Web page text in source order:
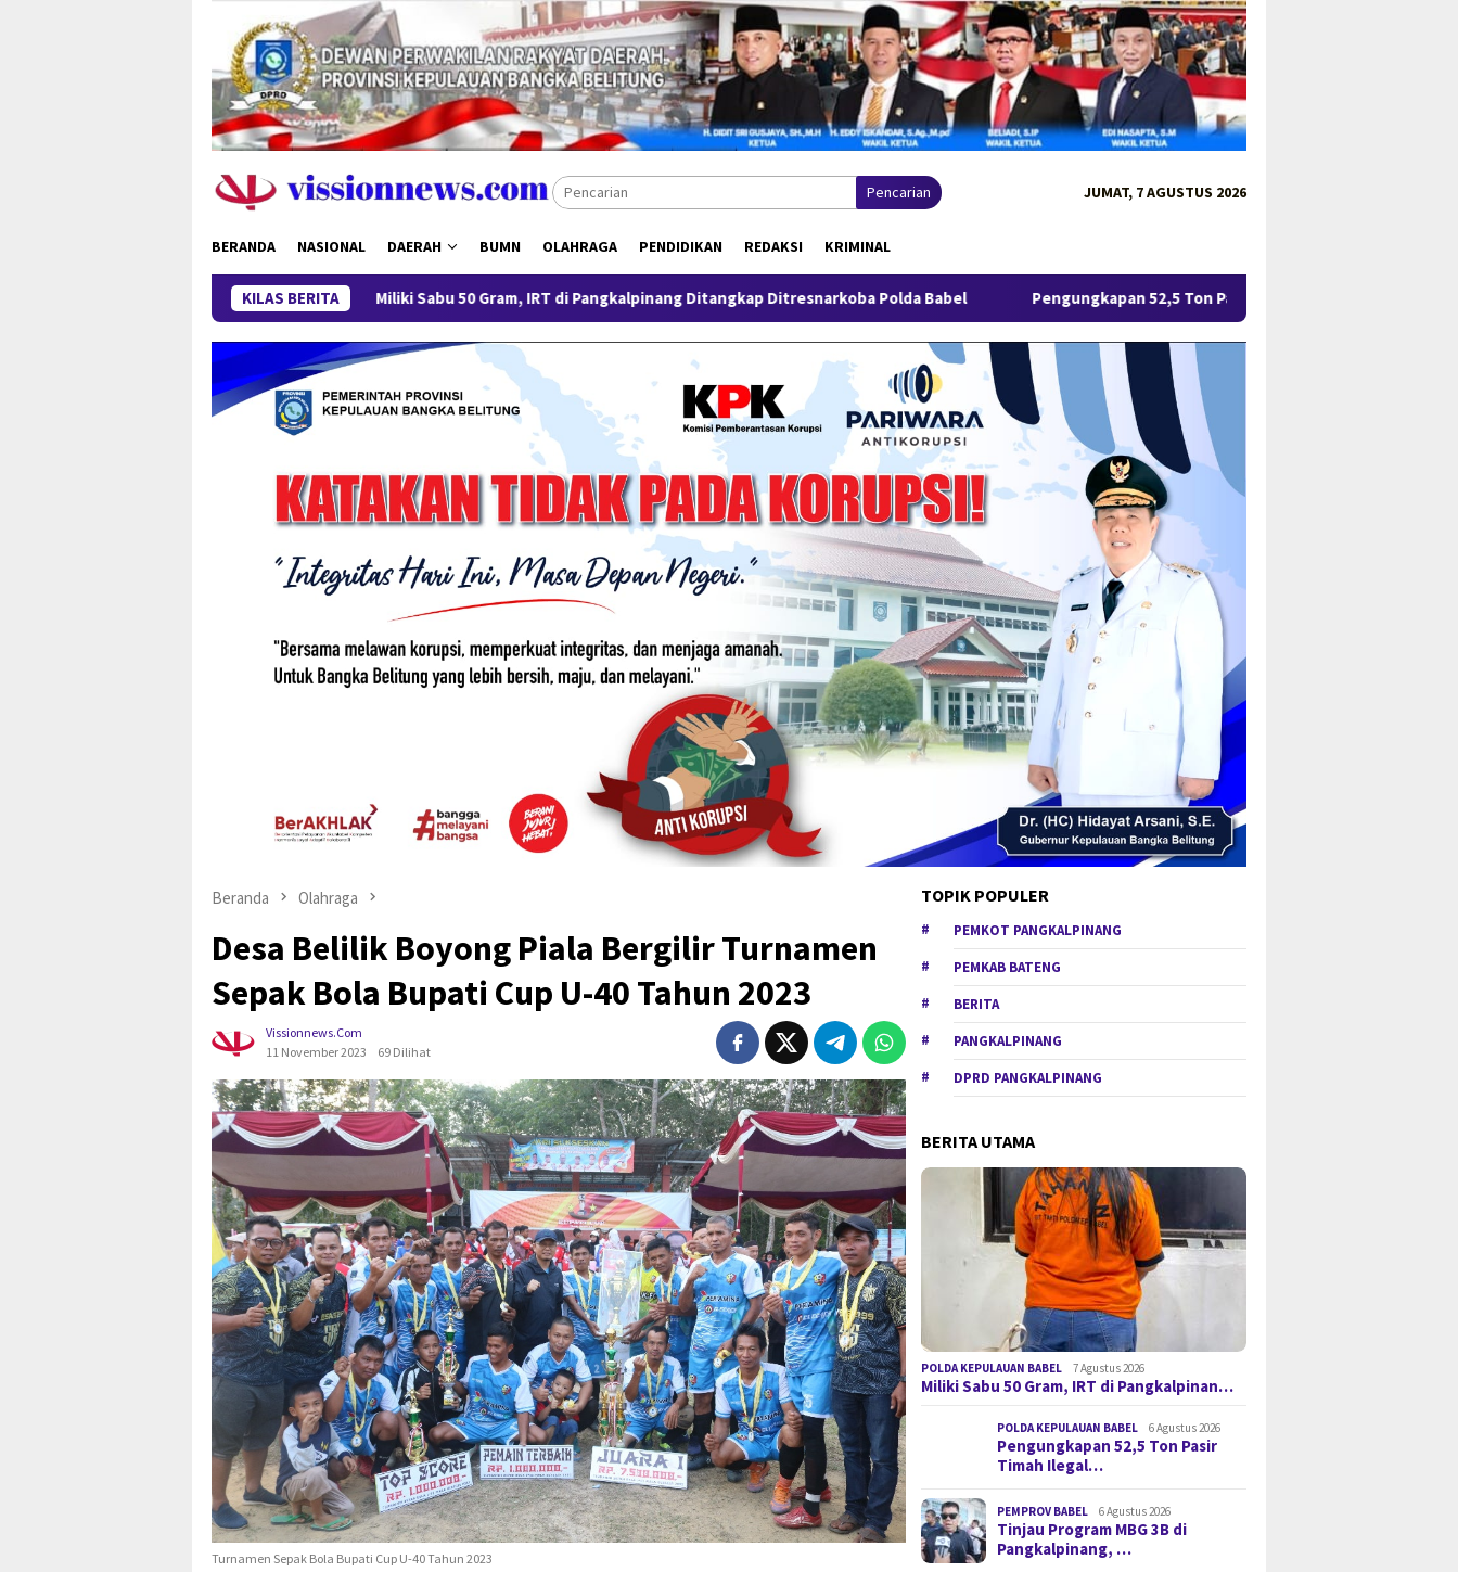
konten
Pencarian JUMAT, 7 AGUSTUS 2026
BERANDA NASIONAL DAERAH BUMN OLAHRAGA PENDIDIKAN REDAKSI KRIMINAL
KILAS BERITA
Miliki Sabu 50 Gram, IRT di Pangkalpinang Ditangkap Ditresnarkoba Polda Babel Pengungkapan 52,5 Ton Pasir Timah Ilegal di Belitung Berlanjut, Empat
Beranda Olahraga
Desa Belilik Boyong Piala Bergilir Turnamen
Sepak Bola Bupati Cup U-40 Tahun 2023
Vissionnews.com
11 November 2023
69 Dilihat
Turnamen Sepak Bola Bupati Cup U-40 Tahun 2023
TOPIK POPULER
PEMKOT PANGKALPINANG
PEMKAB BATENG
BERITA
PANGKALPINANG
DPRD PANGKALPINANG
BERITA UTAMA
POLDA KEPULAUAN BABEL 7 Agustus 2026
Miliki Sabu 50 Gram, IRT di Pangkalpinan…
POLDA KEPULAUAN BABEL 6 Agustus 2026
Pengungkapan 52,5 Ton Pasir
Timah Ilegal…
PEMPROV BABEL 6 Agustus 2026
Tinjau Program MBG 3B di
Pangkalpinang, …